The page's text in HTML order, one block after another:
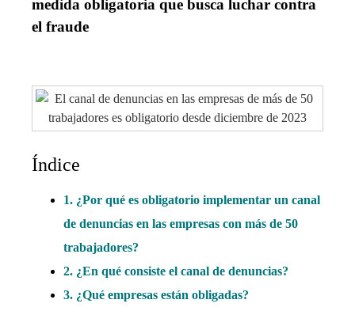
medida obligatoria que busca luchar contra
el fraude
Índice
1. ¿Por qué es obligatorio implementar un canal
de denuncias en las empresas con más de 50
trabajadores?
2. ¿En qué consiste el canal de denuncias?
3. ¿Qué empresas están obligadas?